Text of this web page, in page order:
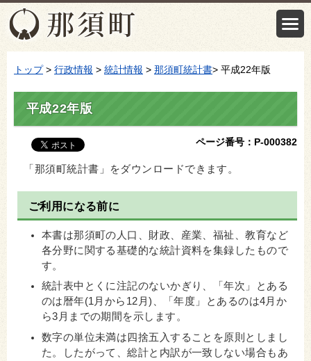
トップ> 行政情報 > 統計情報 > 那須町統計書> 平成22年版
平成22年版
ページ番号：P-000382
「那須町統計書」をダウンロードできます。
ご利用になる前に
本書は那須町の人口、財政、産業、福祉、教育など
各分野に関する基礎的な統計資料を集録したもので
す。
統計表中とくに注記のないかぎり、「年次」とある
のは暦年(1月から12月)、「年度」とあるのは4月か
ら3月までの期間を示します。
数字の単位未満は四捨五入することを原則としまし
た。したがって、総計と内訳が一致しない場合もあ